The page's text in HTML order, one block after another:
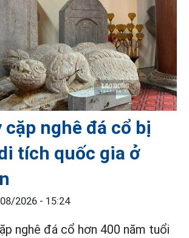
nghê đá cổ bị
tích quốc gia ở
2026 - 15:24
nghê đá cổ hơn 400 năm tuổi